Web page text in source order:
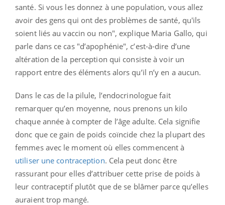
santé. Si vous les donnez à une population, vous allez
avoir des gens qui ont des problèmes de santé, qu'ils
soient liés au vaccin ou non", explique Maria Gallo, qui
parle dans ce cas "d’apophénie", c’est-à-dire d’une
altération de la perception qui consiste à voir un
rapport entre des éléments alors qu’il n’y en a aucun.
Dans le cas de la pilule, l’endocrinologue fait
remarquer qu’en moyenne, nous prenons un kilo
chaque année à compter de l’âge adulte. Cela signifie
donc que ce gain de poids coïncide chez la plupart des
femmes avec le moment où elles commencent à
utiliser une contraception. Cela peut donc être
rassurant pour elles d’attribuer cette prise de poids à
leur contraceptif plutôt que de se blâmer parce qu’elles
auraient trop mangé.